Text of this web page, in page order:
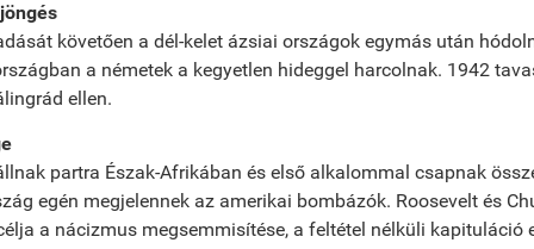
követően a dél-kelet ázsiai országok egymás után
a németek a kegyetlen hideggel harcolnak. 1942
ellen.
partra Észak-Afrikában és első alkalommal csapnak
egén megjelennek az amerikai bombázók. Roosevelt és
a nácizmus megsemmisítése, a feltétel nélküli kapituláció